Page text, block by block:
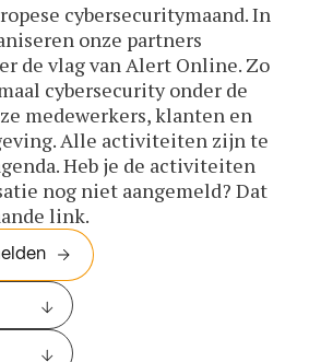
cybersecuritymaand. In
onze partners
de vlag van Alert Online. Zo
cybersecurity onder de
medewerkers, klanten en
Alle activiteiten zijn te
Heb je de activiteiten
nog niet aangemeld? Dat
link.